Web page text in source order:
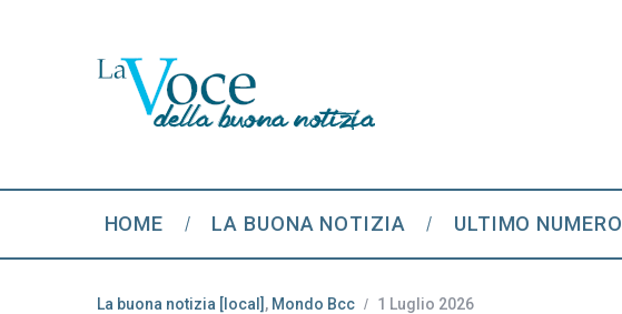
HOME LA BUONA NOTIZIA ULTIMO NUMERO
La buona notizia [local] , Mondo Bcc 1 Luglio 2026